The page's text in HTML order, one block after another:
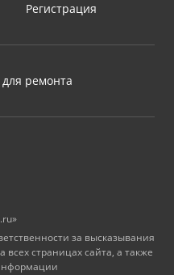
Регистрация
ремонта
за высказывания
всех страницах сайта, а также